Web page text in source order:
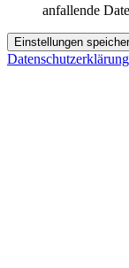
anfallende
Einstellungen
Datenschutzerklärung